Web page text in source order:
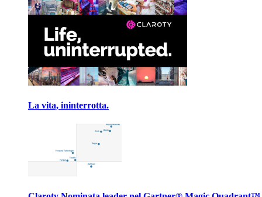
La vita, ininterrotta.